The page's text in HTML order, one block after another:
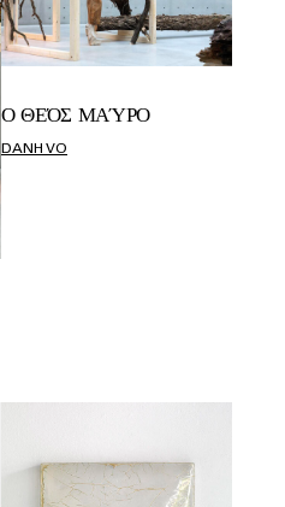
Ο ΘΕΌΣ ΜΑΎΡΟ
DANH VO